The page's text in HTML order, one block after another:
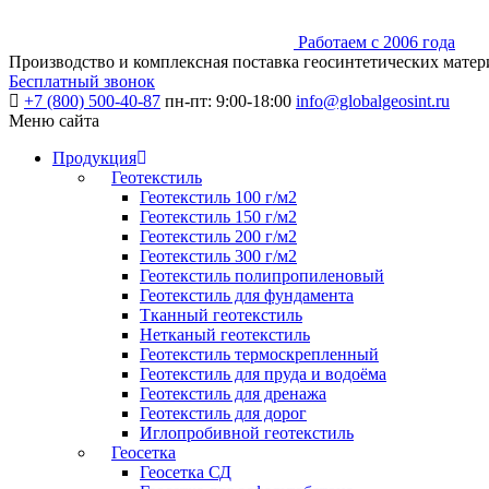
Работаем с 2006 года
Производство и комплексная поставка геосинтетических
Бесплатный звонок
+7 (800) 500-40-87 пн-пт: 9:00-18:00 info@globalgeosint.ru
Меню сайта
Продукция
Геотекстиль
Геотекстиль 100 г/м2
Геотекстиль 150 г/м2
Геотекстиль 200 г/м2
Геотекстиль 300 г/м2
Геотекстиль полипропиленовый
Геотекстиль для фундамента
Тканный геотекстиль
Нетканый геотекстиль
Геотекстиль термоскрепленный
Геотекстиль для пруда и водоёма
Геотекстиль для дренажа
Геотекстиль для дорог
Иглопробивной геотекстиль
Геосетка
Геосетка СД